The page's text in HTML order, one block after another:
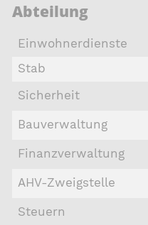
Abteilung
Einwohnerdienste
Stab
Sicherheit
Bauverwaltung
Finanzverwaltung
AHV-Zweigstelle
Steuern